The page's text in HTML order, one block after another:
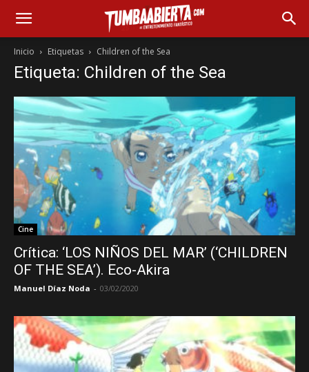
Inicio Etiquetas Children of the Sea
Etiqueta: Children of the Sea
Cine
Crítica: ‘LOS NIÑOS DEL MAR’ (‘CHILDREN
OF THE SEA’). Eco-Akira
Manuel Díaz Noda - 03/02/2020